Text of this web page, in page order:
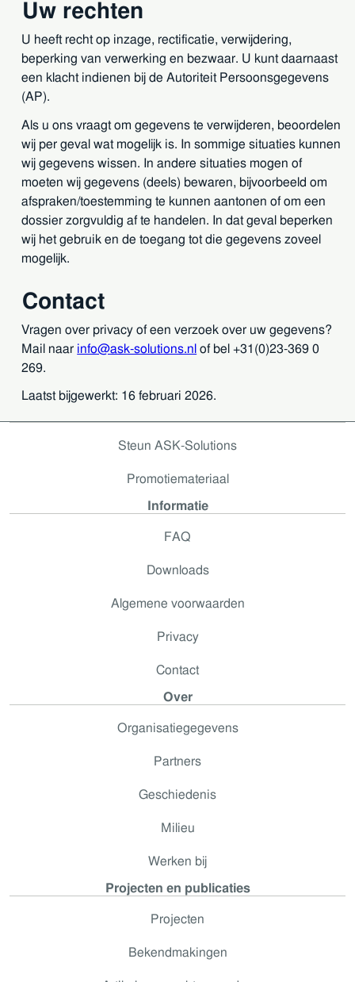
Uw rechten
U heeft recht op inzage, rectificatie, verwijdering,
beperking van verwerking en bezwaar. U kunt daarnaast
een klacht indienen bij de Autoriteit Persoonsgegevens
(AP).
Als u ons vraagt om gegevens te verwijderen, beoordelen
wij per geval wat mogelijk is. In sommige situaties kunnen
wij gegevens wissen. In andere situaties mogen of
moeten wij gegevens (deels) bewaren, bijvoorbeeld om
afspraken/toestemming te kunnen aantonen of om een
dossier zorgvuldig af te handelen. In dat geval beperken
wij het gebruik en de toegang tot die gegevens zoveel
mogelijk.
Contact
Vragen over privacy of een verzoek over uw gegevens?
Mail naar info@ask-solutions.nl of bel +31(0)23-369 0
269.
Laatst bijgewerkt: 16 februari 2026.
Steun ASK-Solutions
Promotiemateriaal
Informatie
FAQ
Downloads
Algemene voorwaarden
Privacy
Contact
Over
Organisatiegegevens
Partners
Geschiedenis
Milieu
Werken bij
Projecten en publicaties
Projecten
Bekendmakingen